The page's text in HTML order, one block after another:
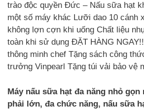
trào độc quyền Đức – Nấu sữa hạt
một số máy khác Lưỡi dao 10 cánh
không lợn cợn khi uống Chất liệu
toàn khi sử dụng ĐẶT HÀNG
thông minh chef Tặng sách công
trưởng Vinpearl Tặng túi vải bảo vệ
Máy nấu sữa hạt đa năng nhỏ
phải lớn, đa chức năng, nấu sữa